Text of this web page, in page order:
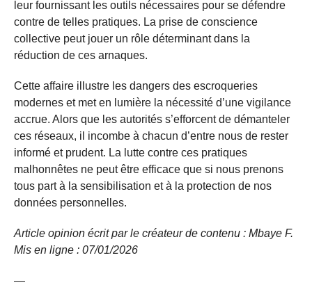
leur fournissant les outils nécessaires pour se défendre
contre de telles pratiques. La prise de conscience
collective peut jouer un rôle déterminant dans la
réduction de ces arnaques.
Cette affaire illustre les dangers des escroqueries
modernes et met en lumière la nécessité d’une vigilance
accrue. Alors que les autorités s’efforcent de démanteler
ces réseaux, il incombe à chacun d’entre nous de rester
informé et prudent. La lutte contre ces pratiques
malhonnêtes ne peut être efficace que si nous prenons
tous part à la sensibilisation et à la protection de nos
données personnelles.
Article opinion écrit par le créateur de contenu : Mbaye F.
Mis en ligne : 07/01/2026
—